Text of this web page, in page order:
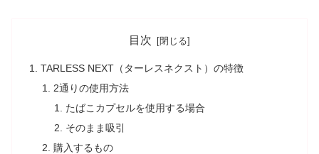
目次
TARLESS NEXT（ターレスネクスト）の特徴
2通りの使用方法
たばこカプセルを使用する場合
そのまま吸引
購入するもの